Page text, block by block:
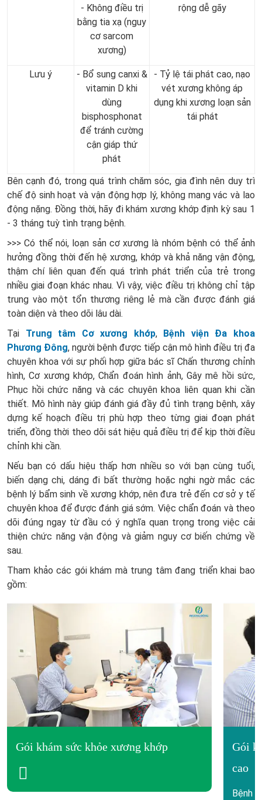
- Không điều trị
bằng tia xạ (nguy
cơ sarcom
xương)
rộng dễ gãy
Lưu ý
- Bổ sung canxi &
vitamin D khi
dùng
bisphosphonat
để tránh cường
cận giáp thứ
phát
- Tỷ lệ tái phát cao, nạo
vét xương không áp
dụng khi xương loạn sản
tái phát
Bên cạnh đó, trong quá trình chăm sóc, gia đình nên duy trì
chế độ sinh hoạt và vận động hợp lý, không mang vác và lao
động nặng. Đồng thời, hãy đi khám xương khớp định kỳ sau 1
- 3 tháng tuỳ tình trạng bệnh.
>>> Có thể nói, loạn sản cơ xương là nhóm bệnh có thể ảnh
hưởng đồng thời đến hệ xương, khớp và khả năng vận động,
thậm chí liên quan đến quá trình phát triển của trẻ trong
nhiều giai đoạn khác nhau. Vì vậy, việc điều trị không chỉ tập
trung vào một tổn thương riêng lẻ mà cần được đánh giá
toàn diện và theo dõi lâu dài.
Tại Trung tâm Cơ xương khớp, Bệnh viện Đa khoa
Phương Đông, người bệnh được tiếp cận mô hình điều trị đa
chuyên khoa với sự phối hợp giữa bác sĩ Chấn thương chỉnh
hình, Cơ xương khớp, Chẩn đoán hình ảnh, Gây mê hồi sức,
Phục hồi chức năng và các chuyên khoa liên quan khi cần
thiết. Mô hình này giúp đánh giá đầy đủ tình trạng bệnh, xây
dựng kế hoạch điều trị phù hợp theo từng giai đoạn phát
triển, đồng thời theo dõi sát hiệu quả điều trị để kịp thời điều
chỉnh khi cần.
Nếu bạn có dấu hiệu thấp hơn nhiều so với bạn cùng tuổi,
biến dạng chi, dáng đi bất thường hoặc nghi ngờ mắc các
bệnh lý bẩm sinh về xương khớp, nên đưa trẻ đến cơ sở y tế
chuyên khoa để được đánh giá sớm. Việc chẩn đoán và theo
dõi đúng ngay từ đầu có ý nghĩa quan trọng trong việc cải
thiện chức năng vận động và giảm nguy cơ biến chứng về
sau.
Tham khảo các gói khám mà trung tâm đang triển khai bao
gồm:
Gói khám sức khỏe xương khớp
Gói
cao
Bệnh